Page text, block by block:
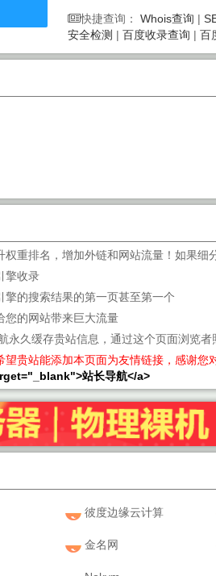
快捷查询： Whois查询 |
安全检测 | 百度收录查询 | 百
重排名，增加外链和网站流量！如果细
擎收录
的搜索结果的第一页甚至第一个
您的网站带来巨大流量
永久缓存贵站信息，通过这个页面浏览者
贵站能添加本页面为友情链接，感谢您
站长导航</a>
彼度边缘云计算
金名网